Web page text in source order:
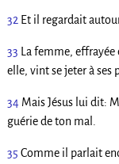
32 Et il regardait
33 La femme, effrayée
elle, vint se jeter à ses
34 Mais Jésus lui dit:
guérie de ton mal.
35 Comme il parlait